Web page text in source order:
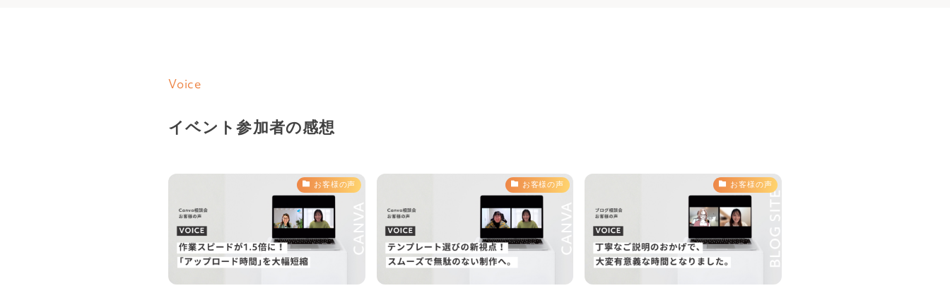
Voice
イベント参加者の感想
お客様の声 お客様の声 お客様の声